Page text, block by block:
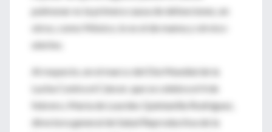
pulmonar es la primera causa de defunciones, en
otros, como México, lo es el de mama y cérvico-
uterino.
Al respecto, en el marco del Día Mundial de la
Lucha Contra el Cáncer, que se celebra el 4 de
febrero, María de Lourdes Quintanilla Rodríguez,
directora general de Salud Reproductiva de la